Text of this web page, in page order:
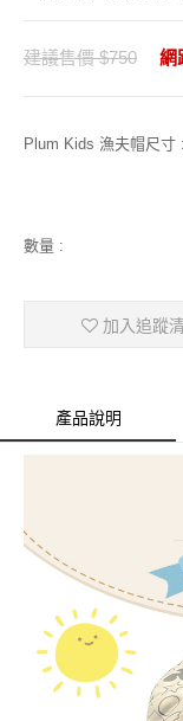
建議售價 $750 網
Plum Kids 漁夫帽尺
數量 :
加入追蹤
產品說明